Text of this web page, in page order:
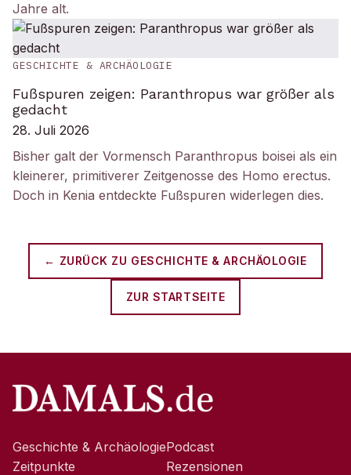
Jahre alt.
GESCHICHTE & ARCHÄOLOGIE
Fußspuren zeigen: Paranthropus war größer als
gedacht
28. Juli 2026
Bisher galt der Vormensch Paranthropus boisei als ein
kleinerer, primitiverer Zeitgenosse des Homo erectus.
Doch in Kenia entdeckte Fußspuren widerlegen dies.
← ZURÜCK ZU GESCHICHTE & ARCHÄOLOGIE
ZUR STARTSEITE
Geschichte & Archäologie
Zeitpunkte
Podcast
Rezensionen